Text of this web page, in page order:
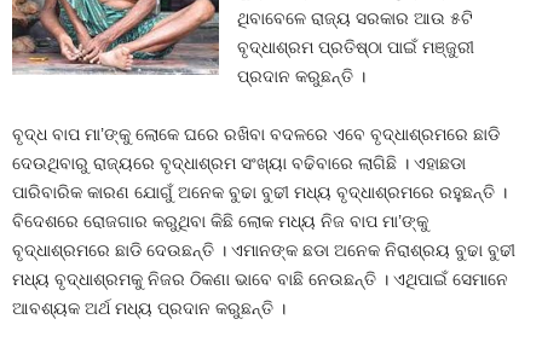
ଥିବାବେଳେ ରାଜ୍ୟ ସରକାର ଆଉ ୫ଟି
ବୃଦ୍ଧାଶ୍ରମ ପ୍ରତିଷ୍ଠା ପାଇଁ ମଞ୍ଜୁରୀ
ପ୍ରଦାନ କରୁଛନ୍ତି ।
ବୃଦ୍ଧ ବାପ ମା’ଙ୍କୁ ଲୋକେ ଘରେ ରଖିବା ବଦଳରେ ଏବେ ବୃଦ୍ଧାଶ୍ରମରେ ଛାଡି
ଦେଉଥିବାରୁ ରାଜ୍ୟରେ ବୃଦ୍ଧାଶ୍ରମ ସଂଖ୍ୟା ବଢିବାରେ ଲାଗିଛି । ଏହାଛଡା
ପାରିବାରିକ କାରଣ ଯୋଗୁଁ ଅନେକ ବୁଢା ବୁଢୀ ମଧ୍ୟ ବୃଦ୍ଧାଶ୍ରମରେ ରହୁଛନ୍ତି ।
ବିଦେଶରେ ରୋଜଗାର କରୁଥିବା କିଛି ଲୋକ ମଧ୍ୟ ନିଜ ବାପ ମା’ଙ୍କୁ
ବୃଦ୍ଧାଶ୍ରମରେ ଛାଡି ଦେଉଛନ୍ତି । ଏମାନଙ୍କ ଛଡା ଅନେକ ନିରାଶ୍ରୟ ବୁଢା ବୁଢୀ
ମଧ୍ୟ ବୃଦ୍ଧାଶ୍ରମକୁ ନିଜର ଠିକଣା ଭାବେ ବାଛି ନେଉଛନ୍ତି । ଏଥିପାଇଁ ସେମାନେ
ଆବଶ୍ୟକ ଅର୍ଥ ମଧ୍ୟ ପ୍ରଦାନ କରୁଛନ୍ତି ।